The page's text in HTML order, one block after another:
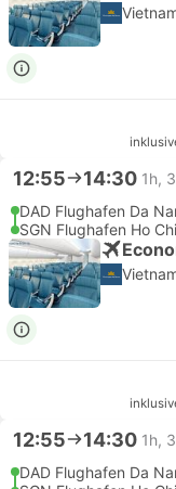
12:55 14:30 1h,
DAD Flughafen Da
SGN Flughafen Ho
12:55 14:30 1h,
DAD Flughafen Da